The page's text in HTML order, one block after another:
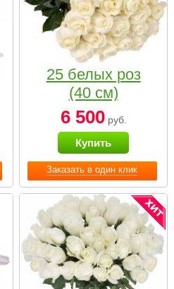
Заказать в один клик
25 белых роз
(40 см)
6 500руб.
Купить